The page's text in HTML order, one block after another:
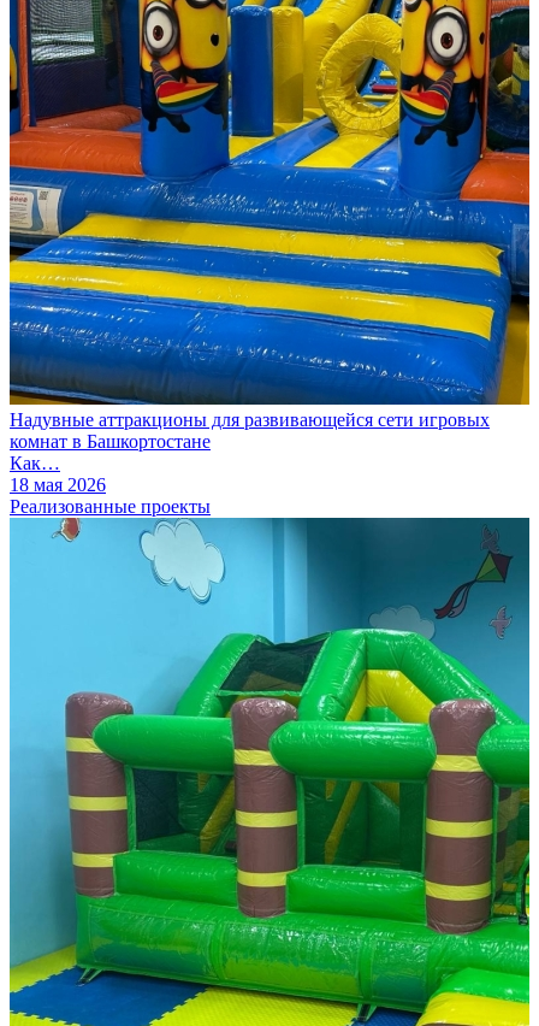
Надувные аттракционы для развивающейся сети игровых
комнат в Башкортостане
Как…
18 мая 2026
Реализованные проекты